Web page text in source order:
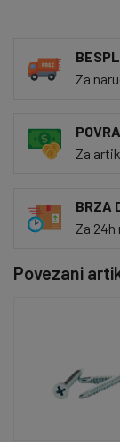
Za
Za
BRZA
Za
Povezani